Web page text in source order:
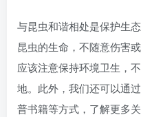
与昆虫和谐相处是保护生
昆虫的生命，不随意伤害
应该注意保持环境卫生，
地。此外，我们还可以通
普书籍等方式，了解更多